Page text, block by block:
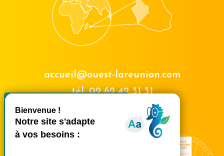
Masquer le
accueil@ouest-lareunion.com
tél.02 62 42 31 31
Nous rencontrer